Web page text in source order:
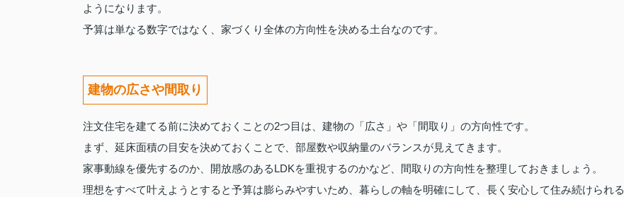
ようになります。
予算は単なる数字ではなく、家づくり全体の方向性を決める土台なのです。
建物の広さや間取り
注文住宅を建てる前に決めておくことの2つ目は、建物の「広さ」や「間取り」の方向性です。
まず、延床面積の目安を決めておくことで、部屋数や収納量のバランスが見えてきます。
家事動線を優先するのか、開放感のあるLDKを重視するのかなど、間取りの方向性を整理しておきましょう。
理想をすべて叶えようとすると予算は膨らみやすいため、暮らしの軸を明確にして、長く安心して住み続けられる